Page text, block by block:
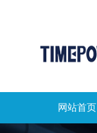
网站首页